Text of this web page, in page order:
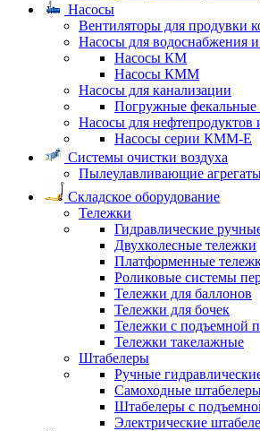
Насосы
Вентиляторы для продувки
Насосы для водоснабжения
Насосы КМ
Насосы КММ
Насосы для канализации
Погружные
Насосы для
Насосы серии КММ-Е
Системы очистки воздуха
Пылеулавливающие
Складское оборудование
Тележки
Гидравлические
Двухколесные тележки
Платформенные
Роликовые системы
Тележки для баллонов
Тележки для бочек
Тележки с подъемной
Тележки такелажные
Штабелеры
Ручные
Самоходные
Штабелеры с
Электрические